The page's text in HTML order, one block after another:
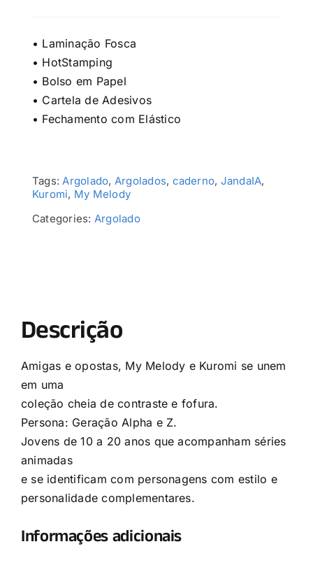
• Laminação Fosca
• HotStamping
• Bolso em Papel
• Cartela de Adesivos
• Fechamento com Elástico
Tags:Argolado, Argolados, caderno, JandaIA,
Kuromi, My Melody
Categories: Argolado
Descrição
Amigas e opostas, My Melody e Kuromi se unem
em uma
coleção cheia de contraste e fofura.
Persona: Geração Alpha e Z.
Jovens de 10 a 20 anos que acompanham séries
animadas
e se identificam com personagens com estilo e
personalidade complementares.
Informações adicionais